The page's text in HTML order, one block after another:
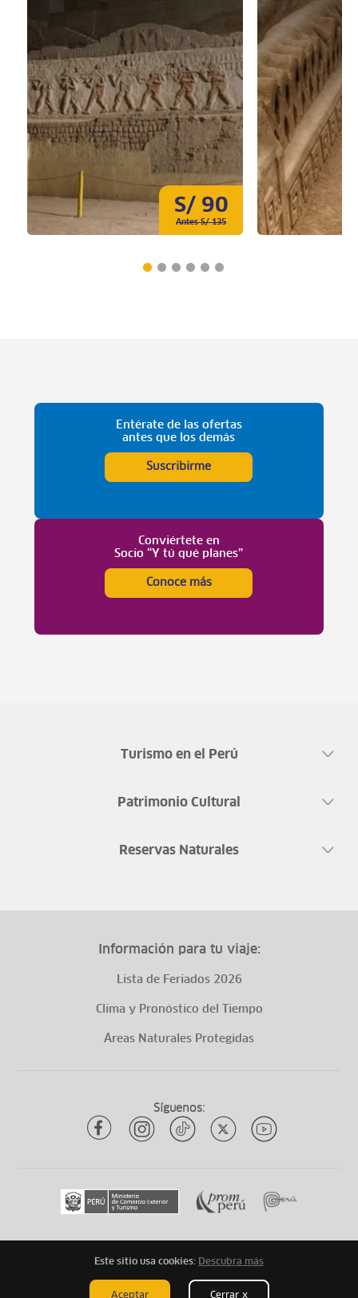
S/ 90
Antes S/ 135
Entérate de las ofertas
antes que los demás
Suscribirme
Conviértete en
Socio “Y tú qué planes”
Conoce más
Turismo en el Perú
Patrimonio Cultural
Reservas Naturales
Información para tu viaje:
Lista de Feriados 2026
Clima y Pronóstico del Tiempo
Áreas Naturales Protegidas
Síguenos:
Todos los derechos reservadosytuqueplanes 2026
Este sitio usa cookies: Descubra más
Aceptar Cerrar x